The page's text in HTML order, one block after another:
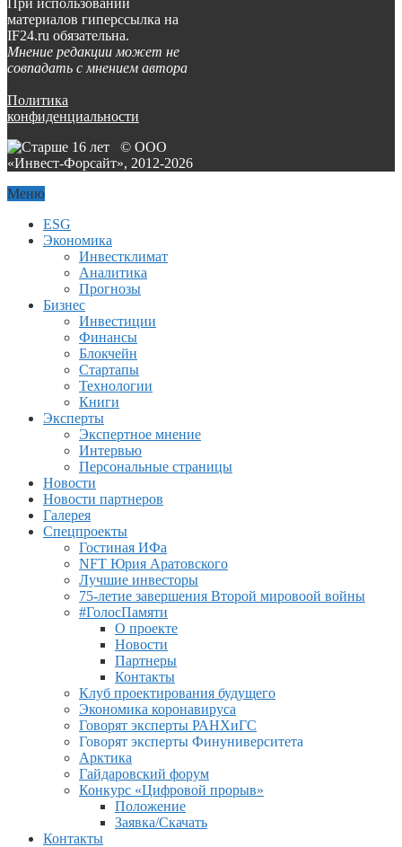
При использовании
материалов гиперссылка на
IF24.ru обязательна.
Мнение редакции может не
совпадать с мнением автора
Политика
конфиденциальности
© ООО
«Инвест-Форсайт», 2012-2026
Меню
ESG
Экономика
Инвестклимат
Аналитика
Прогнозы
Бизнес
Инвестиции
Финансы
Блокчейн
Стартапы
Технологии
Книги
Эксперты
Экспертное мнение
Интервью
Персональные страницы
Новости
Новости партнеров
Галерея
Спецпроекты
Гостиная ИФа
NFT Юрия Аратовского
Лучшие инвесторы
75-летие завершения Второй мировоой войны
#ГолосПамяти
О проекте
Новости
Партнеры
Контакты
Клуб проектирования будущего
Экономика коронавируса
Говорят эксперты РАНХиГС
Говорят эксперты Финуниверситета
Арктика
Гайдаровский форум
Конкурс «Цифровой прорыв»
Положение
Заявка/Скачать
Контакты